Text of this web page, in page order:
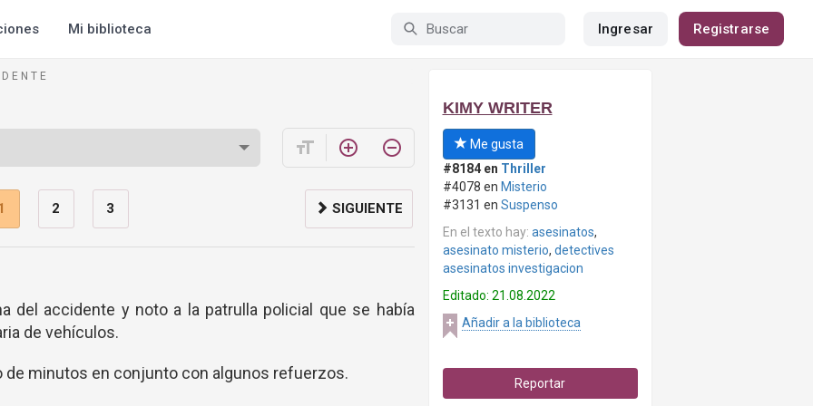
Mi biblioteca Ingresar Registrarse
E N T E
format_size add_circle_outline remove_circle_outline
2 3 SIGUIENTE
del accidente y noto a la patrulla policial que se había
de vehículos.
de minutos en conjunto con algunos refuerzos.
KIMY WRITER
Me gusta
#8184 en Thriller
#4078 en Misterio
#3131 en Suspenso
En el texto hay: asesinatos,
asesinato misterio, detectives
asesinatos investigacion
Editado: 21.08.2022
Añadir a la biblioteca
Reportar